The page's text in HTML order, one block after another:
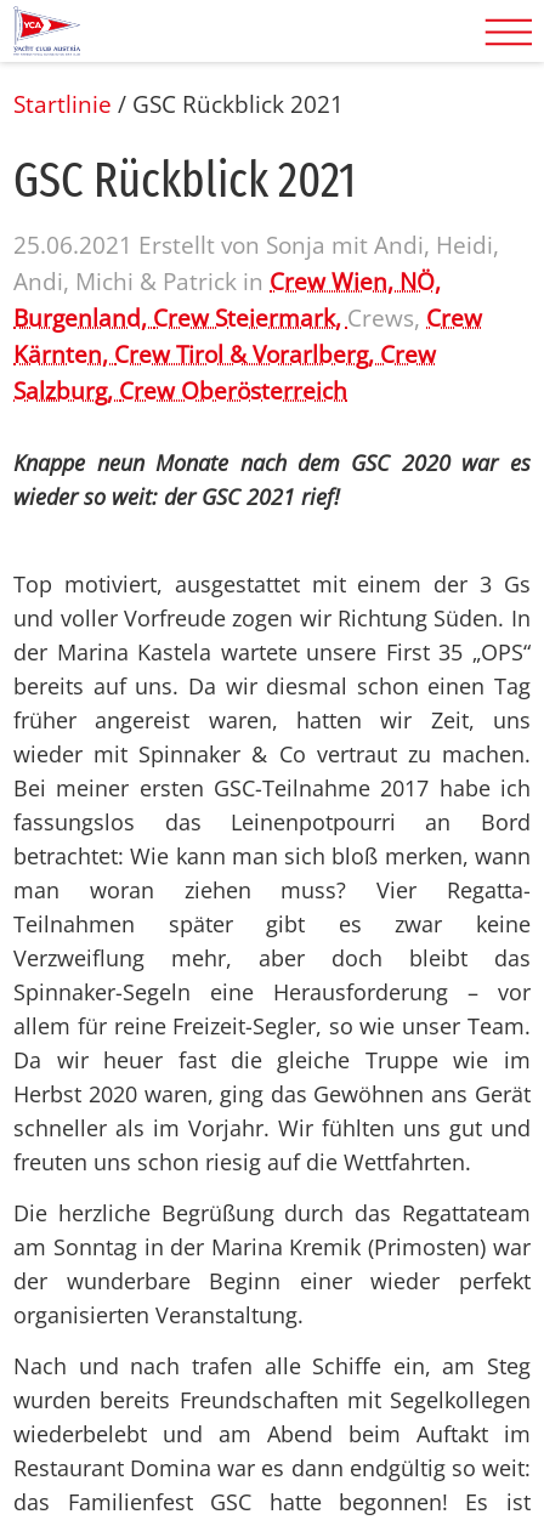
Startlinie / GSC Rückblick 2021
GSC Rück­blick 2021
25.06.2021 Erstellt von Sonja mit Andi, Heidi,
Andi, Michi & Patrick in Crew Wien, NÖ,
Burgenland, Crew Steiermark, Crews, Crew
Kärnten, Crew Tirol & Vorarlberg, Crew
Salzburg, Crew Oberösterreich
Knappe neun Monate nach dem GSC 2020 war es
wieder so weit: der GSC 2021 rief!
Top motiviert, ausgestattet mit einem der 3 Gs
und voller Vorfreude zogen wir Richtung Süden. In
der Marina Kastela wartete unsere First 35 „OPS“
bereits auf uns. Da wir diesmal schon einen Tag
früher angereist waren, hatten wir Zeit, uns
wieder mit Spinnaker & Co vertraut zu machen.
Bei meiner ersten GSC-Teilnahme 2017 habe ich
fassungslos das Leinenpotpourri an Bord
betrachtet: Wie kann man sich bloß merken, wann
man woran ziehen muss? Vier Regatta-
Teilnahmen später gibt es zwar keine
Verzweiflung mehr, aber doch bleibt das
Spinnaker-Segeln eine Herausforderung – vor
allem für reine Freizeit-Segler, so wie unser Team.
Da wir heuer fast die gleiche Truppe wie im
Herbst 2020 waren, ging das Gewöhnen ans Gerät
schneller als im Vorjahr. Wir fühlten uns gut und
freuten uns schon riesig auf die Wettfahrten.
Die herzliche Begrüßung durch das Regattateam
am Sonntag in der Marina Kremik (Primosten) war
der wunderbare Beginn einer wieder perfekt
organisierten Veranstaltung.
Nach und nach trafen alle Schiffe ein, am Steg
wurden bereits Freundschaften mit Segelkollegen
wiederbelebt und am Abend beim Auftakt im
Restaurant Domina war es dann endgültig so weit:
das Familienfest GSC hatte begonnen! Es ist